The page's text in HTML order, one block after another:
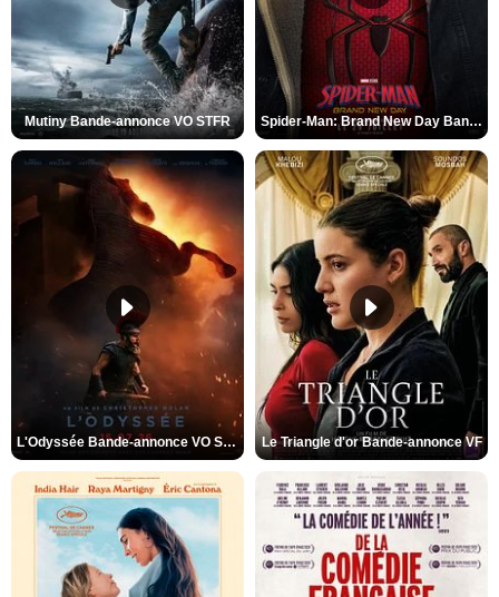
Mutiny Bande-annonce VO STFR Spider-Man: Brand New Day Bande-annonce VO STFR
L'Odyssée Bande-annonce VO STFR Le Triangle d'or Bande-annonce VF